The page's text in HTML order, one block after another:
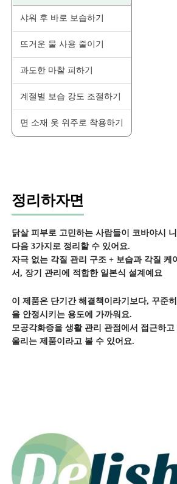
샤워 후 바로 보습하기
뜨거운 물 사용 줄이기
과도한 마찰 피하기
계절별 보습 강도 조절하기
면 소재 옷 위주로 착용하기
정리하자면
닭살 피부로 고민하는 사람들이 코바야시
다음 3가지로 정리할 수 있어요.
자극 없는 각질 관리 구조 + 보습과 각질 케
서, 장기 관리에 적합한 일본식 설계예요
이 제품은 단기간 해결책이라기보다, 꾸준
을 안정시키는 용도에 가까워요.
모공각화증을 생활 관리 관점에서 접근하고
울리는 제품이라고 볼 수 있어요.